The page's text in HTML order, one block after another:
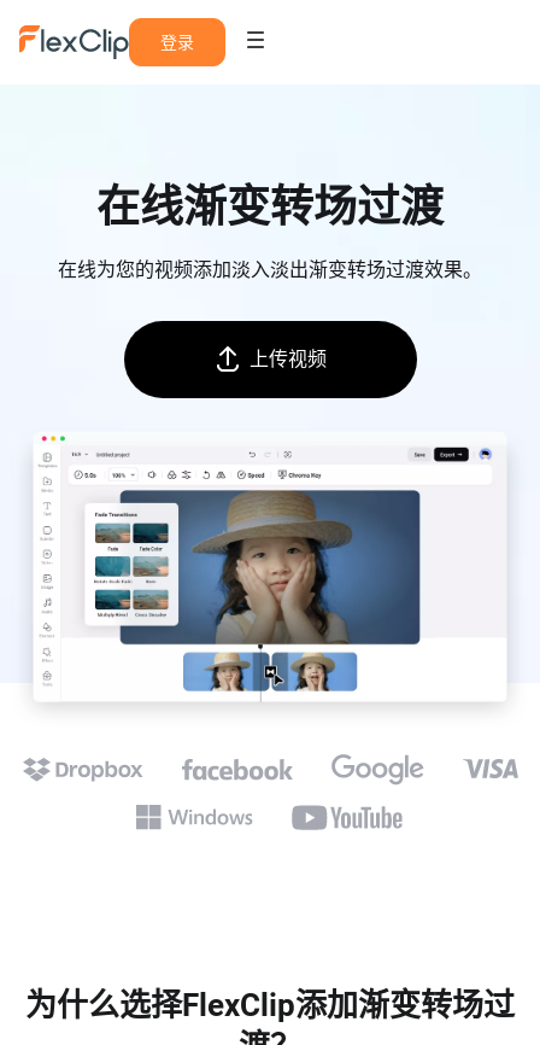
登录
在线渐变转场过渡
在线为您的视频添加淡入淡出渐变转场过渡效果。
上传视频
为什么选择FlexClip添加渐变转场过